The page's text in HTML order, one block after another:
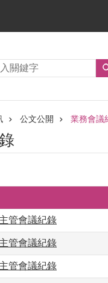
公文公開 業務會議
管會議紀錄
管會議紀錄
管會議紀錄